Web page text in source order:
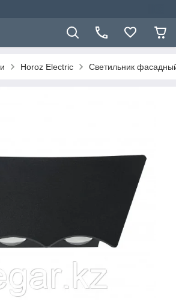
Horoz Electric Светильник